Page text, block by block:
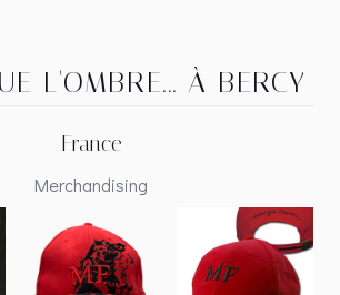
L'OMBRE... À BERCY
France
Merchandising